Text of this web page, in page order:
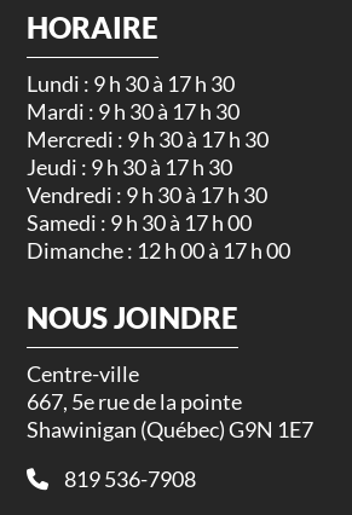
HORAIRE
Lundi : 9 h 30 à 17 h 30
Mardi : 9 h 30 à 17 h 30
Mercredi : 9 h 30 à 17 h 30
Jeudi : 9 h 30 à 17 h 30
Vendredi : 9 h 30 à 17 h 30
Samedi : 9 h 30 à 17 h 00
Dimanche : 12 h 00 à 17 h 00
NOUS JOINDRE
Centre-ville
667, 5e rue de la pointe
Shawinigan (Québec) G9N 1E7
819 536-7908